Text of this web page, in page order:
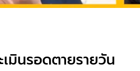
เมินรอดตายรายวัน